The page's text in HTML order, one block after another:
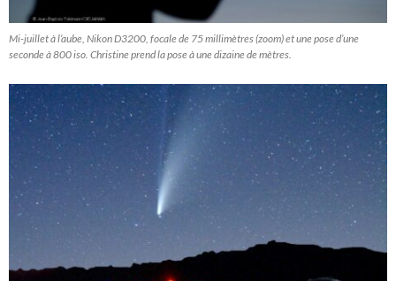
Mi-juillet à l’aube, Nikon D3200, focale de 75 millimètres (zoom) et une pose d’une
seconde à 800 iso. Christine prend la pose à une dizaine de mètres.